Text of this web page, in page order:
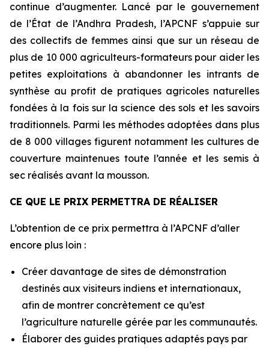
continue d’augmenter. Lancé par le gouvernement
de l’État de l’Andhra Pradesh, l’APCNF s’appuie sur
des collectifs de femmes ainsi que sur un réseau de
plus de 10 000 agriculteurs-formateurs pour aider les
petites exploitations à abandonner les intrants de
synthèse au profit de pratiques agricoles naturelles
fondées à la fois sur la science des sols et les savoirs
traditionnels. Parmi les méthodes adoptées dans plus
de 8 000 villages figurent notamment les cultures de
couverture maintenues toute l’année et les semis à
sec réalisés avant la mousson.
CE QUE LE PRIX PERMETTRA DE RÉALISER
L’obtention de ce prix permettra à l’APCNF d’aller
encore plus loin :
Créer davantage de sites de démonstration
destinés aux visiteurs indiens et internationaux,
afin de montrer concrètement ce qu’est
l’agriculture naturelle gérée par les communautés.
Élaborer des guides pratiques adaptés pays par